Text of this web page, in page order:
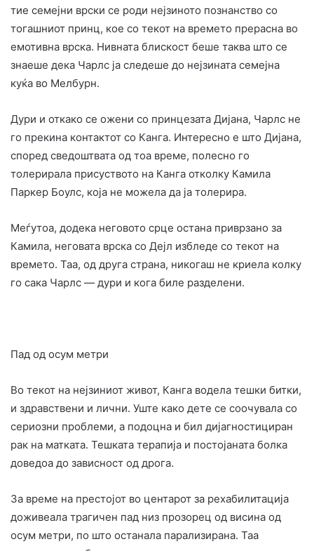
тие семејни врски се роди нејзиното познанство со
тогашниот принц, кое со текот на времето прерасна во
емотивна врска. Нивната блискост беше таква што се
знаеше дека Чарлс ја следеше до нејзината семејна
куќа во Мелбурн.
Дури и откако се ожени со принцезата Дијана, Чарлс не
го прекина контактот со Канга. Интересно е што Дијана,
според сведоштвата од тоа време, полесно го
толерирала присуството на Канга отколку Камила
Паркер Боулс, која не можела да ја толерира.
Меѓутоа, додека неговото срце остана приврзано за
Камила, неговата врска со Дејл избледе со текот на
времето. Таа, од друга страна, никогаш не криела колку
го сака Чарлс — дури и кога биле разделени.
Пад од осум метри
Во текот на нејзиниот живот, Канга водела тешки битки,
и здравствени и лични. Уште како дете се соочувала со
сериозни проблеми, а подоцна и бил дијагностициран
рак на матката. Тешката терапија и постојаната болка
доведоа до зависност од дрога.
За време на престојот во центарот за рехабилитација
доживеала трагичен пад низ прозорец од висина од
осум метри, по што останала парализирана. Таа